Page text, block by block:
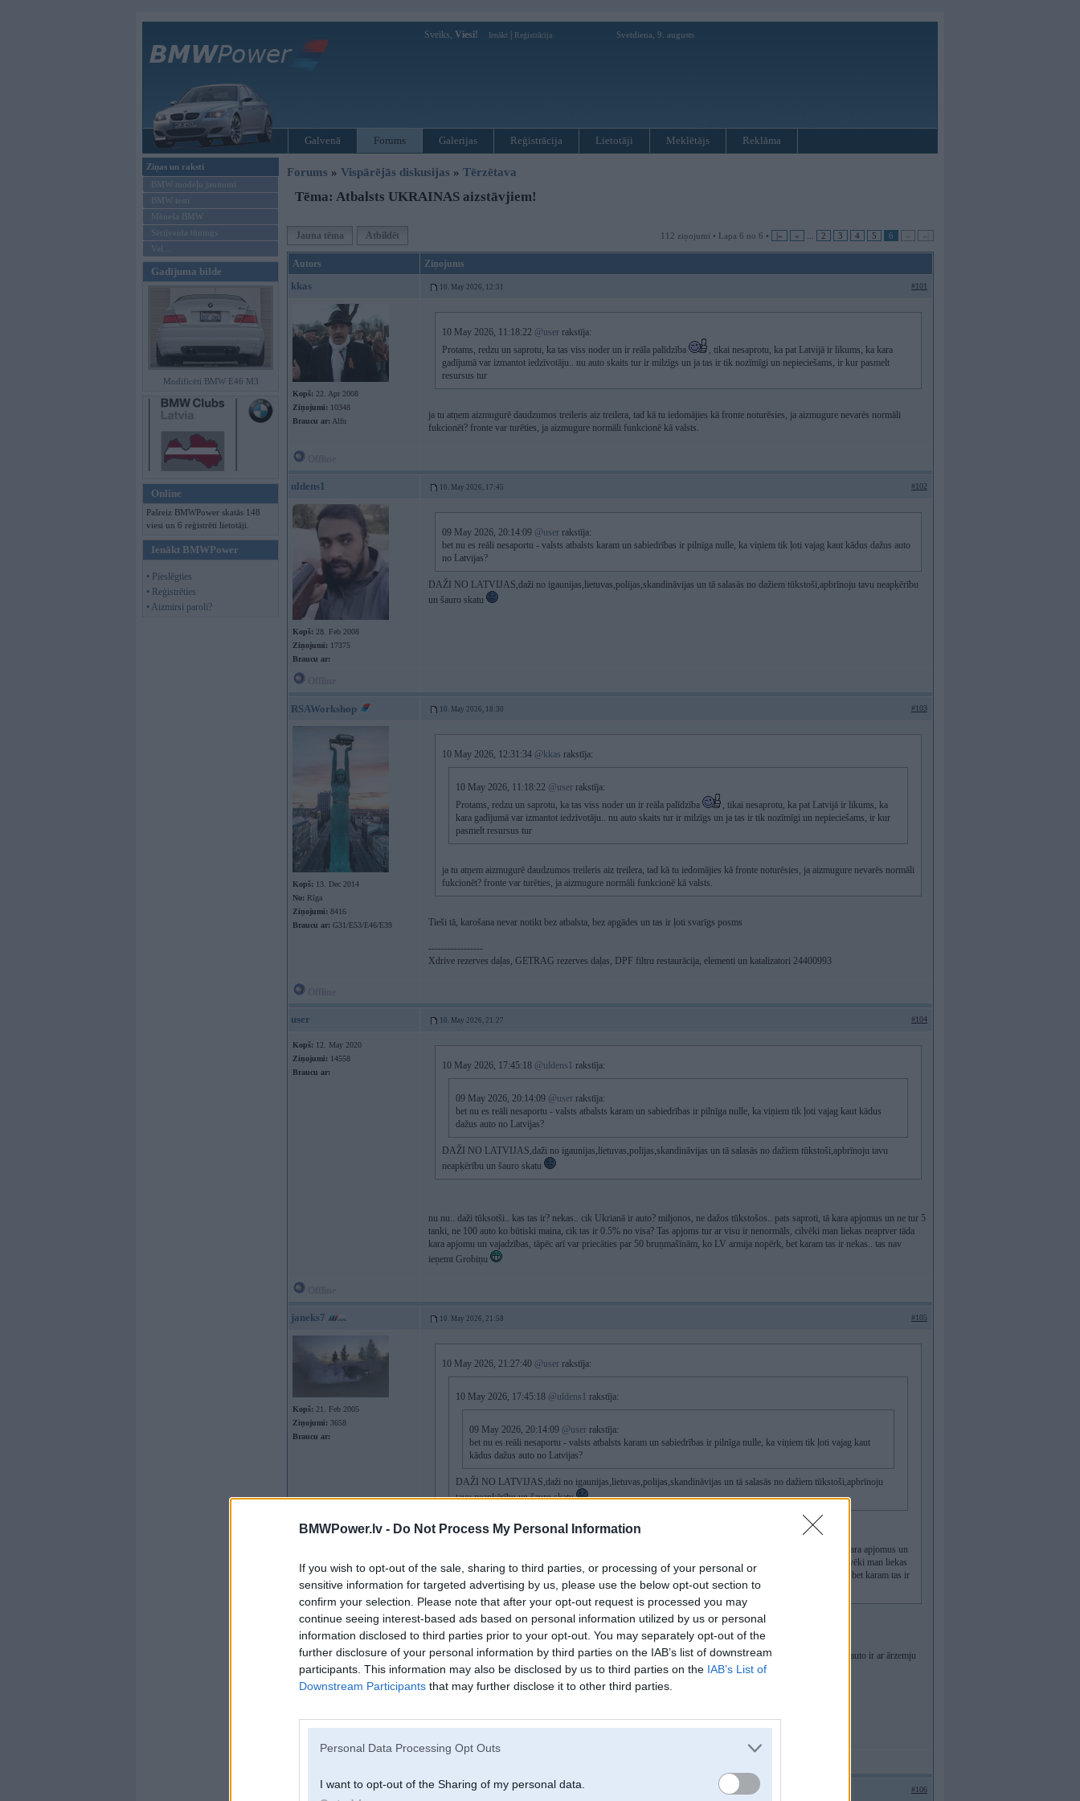
BMWPower.lv - Do Not Process My Personal Information
If you wish to opt-out of the sale, sharing to third parties, or processing of your personal or
sensitive information for targeted advertising by us, please use the below opt-out section to
confirm your selection. Please note that after your opt-out request is processed you may
continue seeing interest-based ads based on personal information utilized by us or personal
information disclosed to third parties prior to your opt-out. You may separately opt-out of the
further disclosure of your personal information by third parties on the IAB’s list of downstream
participants. This information may also be disclosed by us to third parties on the IAB’s List of
Downstream Participants that may further disclose it to other third parties.
Personal Data Processing Opt Outs
I want to opt-out of the Sharing of my personal data.
Sveiks, Viesi! Ienākt Reģistrācija Svetdiena, 9. augusts
Galvenā Forums Galerijas Reģistrācija Lietotāji Meklētājs Reklāma
Ziņas un raksti
BMW modeļu jaunumi
BMW testi
Mēneša BMW
Sērijveida tūnings
Vel...
Gadījuma bilde
Modificēti BMW E46 M3
Online
Pašreiz BMWPower skatās 148
viesi un 6 reģistrēti lietotāji.
Ienākt BMWPower
• Pieslēgties
• Reģistrēties
• Aizmirsi paroli?
Forums » Vispārējās diskusijas » Tērzētava
Tēma: Atbalsts UKRAINAS aizstāvjiem!
Jauna tēma Atbildēt 112 ziņojumi • Lapa 6 no 6 • |« « 2 3 4 5 6
Autors Ziņojums
kkas 10. May 2026, 12:31 #101
Kopš: 22. Apr 2008
Ziņojumi: 10348
Braucu ar: Alfu
10 May 2026, 11:18:22 @user rakstīja:
Protams, redzu un saprotu, ka tas viss noder un ir reāla palīdzība
, tikai nesaprotu, ka pat Latvijā ir likums, ka kara
gadījumā var izmantot iedzīvotāju.. nu auto skaits tur ir milzīgs un ja tas ir tik nozīmīgi un nepieciešams, ir kur pasmelt
resursus tur
ja tu atņem aizmugurē daudzumos treileris aiz treilera, tad kā tu iedomājies kā fronte noturēsies, ja aizmugure nevarēs normāli
fukcionēt? fronte var turēties, ja aizmugure normāli funkcionē kā valsts.
uldens1 10. May 2026, 17:45 #102
Kopš: 28. Feb 2008
Ziņojumi: 17375
Braucu ar:
09 May 2026, 20:14:09 @user rakstīja:
bet nu es reāli nesaportu - valsts atbalsts karam un sabiedrības ir pilnīga nulle, ka viņiem tik ļoti vajag kaut kādus dažus auto
no Latvijas?
DAŽI NO LATVIJAS,daži no igaunijas,lietuvas,polijas,skandināvijas un tā salasās no dažiem tūkstoši,apbrīnoju tavu neapķērību
un šauro skatu
RSAWorkshop 10. May 2026, 18:30 #103
Kopš: 13. Dec 2014
No: Rīga
Ziņojumi: 8416
Braucu ar: G31/E53/E46/E39
10 May 2026, 12:31:34 @kkas rakstīja:
10 May 2026, 11:18:22 @user rakstīja:
Protams, redzu un saprotu, ka tas viss noder un ir reāla palīdzība
, tikai nesaprotu, ka pat Latvijā ir likums, ka
kara gadījumā var izmantot iedzīvotāju.. nu auto skaits tur ir milzīgs un ja tas ir tik nozīmīgi un nepieciešams, ir kur
pasmelt resursus tur
ja tu atņem aizmugurē daudzumos treileris aiz treilera, tad kā tu iedomājies kā fronte noturēsies, ja aizmugure nevarēs normāli
fukcionēt? fronte var turēties, ja aizmugure normāli funkcionē kā valsts.
Tieši tā, karošana nevar notikt bez atbalsta, bez apgādes un tas ir ļoti svarīgs posms
-----------------
Xdrive rezerves daļas, GETRAG rezerves daļas, DPF filtru restaurācija, elementi un katalizatori 24400993
user 10. May 2026, 21:27 #104
Kopš: 12. May 2020
Ziņojumi: 14558
Braucu ar:
10 May 2026, 17:45:18 @uldens1 rakstīja:
09 May 2026, 20:14:09 @user rakstīja:
bet nu es reāli nesaportu - valsts atbalsts karam un sabiedrības ir pilnīga nulle, ka viņiem tik ļoti vajag kaut kādus
dažus auto no Latvijas?
DAŽI NO LATVIJAS,daži no igaunijas,lietuvas,polijas,skandināvijas un tā salasās no dažiem tūkstoši,apbrīnoju tavu
neapķērību un šauro skatu
nu nu.. daži tūksotši.. kas tas ir? nekas.. cik Ukrianā ir auto? miljonos, ne dažos tūkstošos.. pats saproti, tā kara apjomus un ne tur 5
tanki, ne 100 auto ko būtiski maina, cik tas ir 0.5% no visa? Tas apjoms tur ar visu ir nenormāls, cilvēki man liekas neaptver tāda
kara apjomu un vajadzības, tāpēc arī var priecāties par 50 bruņmašīnām, ko LV armija nopērk, bet karam tas ir nekas.. tas nav
ieņemt Grobiņu
janeks7 10. May 2026, 21:58 #105
Kopš: 21. Feb 2005
Ziņojumi: 3658
Braucu ar:
10 May 2026, 21:27:40 @user rakstīja:
10 May 2026, 17:45:18 @uldens1 rakstīja:
09 May 2026, 20:14:09 @user rakstīja:
bet nu es reāli nesaportu - valsts atbalsts karam un sabiedrības ir pilnīga nulle, ka viņiem tik ļoti vajag kaut
kādus dažus auto no Latvijas?
DAŽI NO LATVIJAS,daži no igaunijas,lietuvas,polijas,skandināvijas un tā salasās no dažiem tūkstoši,apbrīnoju
tavu neapķērību un šauro skatu
nu nu.. daži tūksotši.. kas tas ir? nekas.. cik Ukrianā ir auto? miljonos, ne dažos tūkstošos.. pats saproti, tā kara apjomus un
ne tur 5 tanki, ne 100 auto ko būtiski maina, cik tas ir 0.5% no visa? Tas apjoms tur ar visu ir nenormāls, cilvēki man liekas
neaptver tāda kara apjomu un vajadzības, tāpēc arī var priecāties par 50 bruņmašīnām, ko LV armija nopērk, bet karam tas ir
nekas.. tas nav ieņemt Grobiņu
Es teiktu ka Tu neaptver to apjomu,cik daudz auto un citas palidzibas tiek katru dienu nogādāts uz Ukrainu.
Mes arī kad aizdzinām pirmos auto,likās nu ko tas dos,bet vēlak pabraukājot pa piefrontes pilsētām,tur vairums auto ir ar ārzemju
numuriem un tātad tas viss strādā.
Tas pats paliekot Kijivas centra viesnīcā,tur tiek satikti ļoti daudz Latvieši kas dara to pašu.
Tā ka viss ko mēs darām ir pareizi.
[ Šo ziņu laboja janeks7, 10 May 2026, 22:06:28 ]
uldens1 10. May 2026, 22:00 #106